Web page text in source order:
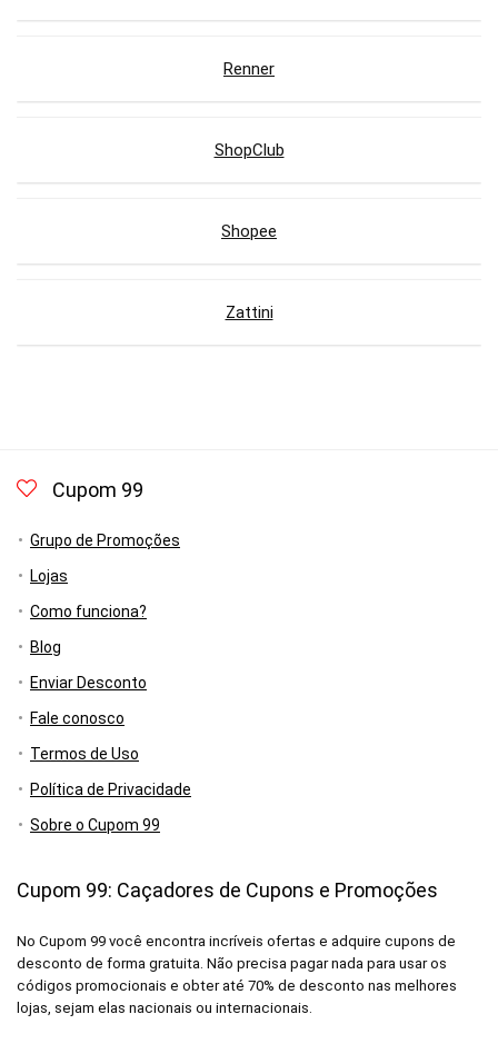
Renner
ShopClub
Shopee
Zattini
Cupom 99
Grupo de Promoções
Lojas
Como funciona?
Blog
Enviar Desconto
Fale conosco
Termos de Uso
Política de Privacidade
Sobre o Cupom 99
Cupom 99: Caçadores de Cupons e Promoções
No Cupom 99 você encontra incríveis ofertas e adquire cupons de
desconto de forma gratuita. Não precisa pagar nada para usar os
códigos promocionais e obter até 70% de desconto nas melhores
lojas, sejam elas nacionais ou internacionais.